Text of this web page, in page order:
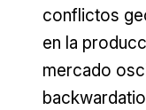
conflictos
en la
mercado